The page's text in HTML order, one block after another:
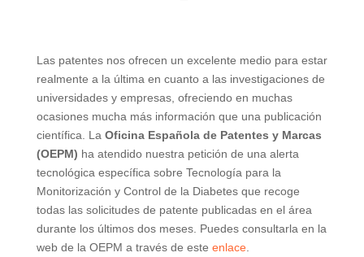
Las patentes nos ofrecen un excelente medio para estar
realmente a la última en cuanto a las investigaciones de
universidades y empresas, ofreciendo en muchas
ocasiones mucha más información que una publicación
científica. La Oficina Española de Patentes y Marcas
(OEPM) ha atendido nuestra petición de una alerta
tecnológica específica sobre Tecnología para la
Monitorización y Control de la Diabetes que recoge
todas las solicitudes de patente publicadas en el área
durante los últimos dos meses. Puedes consultarla en la
web de la OEPM a través de este enlace.